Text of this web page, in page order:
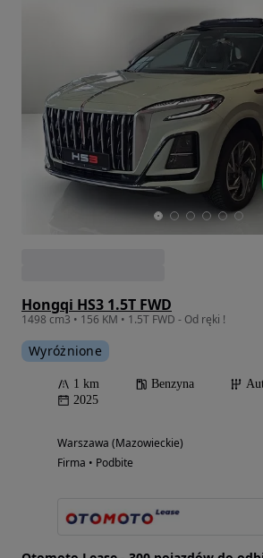
Hongqi HS3 1.5T FWD
1498 cm3 • 156 KM • 1.5T FWD - Od ręki !
Wyróżnione
1 km Benzyna
2025
Warszawa (Mazowieckie)
Firma • Podbite